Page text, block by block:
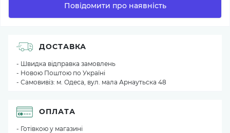
Повідомити про наявність
ДОСТАВКА
- Швидка відправка замовлень
- Новою Поштою по Україні
- Самовивіз: м. Одеса, вул. мала Арнаутьска 48
ОПЛАТА
- Готівкою у магазині